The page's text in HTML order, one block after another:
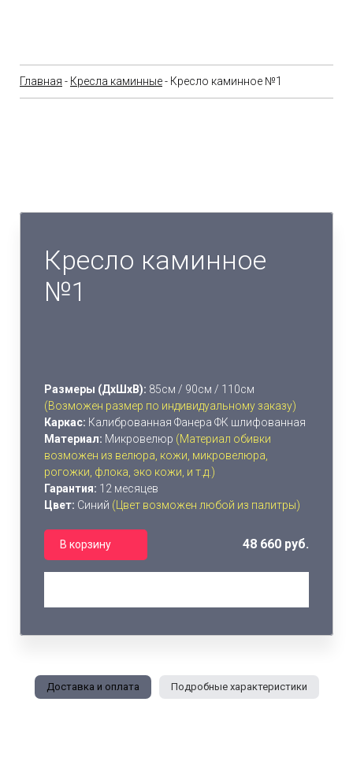
Главная - Кресла каминные- Кресло каминное №1
Кресло каминное
№1
Размеры (ДхШхВ): 85см / 90см / 110см
(Возможен размер по индивидуальному заказу)
Каркас: Калиброванная Фанера ФК шлифованная
Материал: Микровелюр (Материал обивки
возможен из велюра, кожи, микровелюра,
рогожки, флока, эко кожи, и т.д.)
Гарантия: 12 месяцев
Цвет: Синий (Цвет возможен любой из палитры)
В корзину 48 660 руб.
Доставка и оплата Подробные характеристики